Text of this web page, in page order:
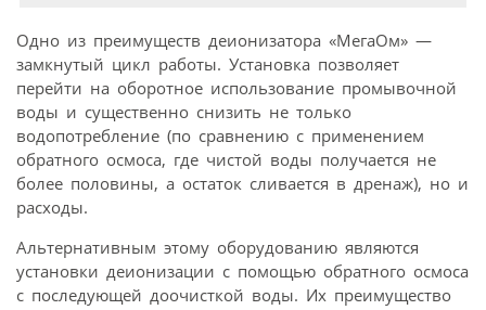
Одно из преимуществ деионизатора «МегаОм» —
замкнутый цикл работы. Установка позволяет
перейти на оборотное использование промывочной
воды и существенно снизить не только
водопотребление (по сравнению с применением
обратного осмоса, где чистой воды получается не
более половины, а остаток сливается в дренаж), но и
расходы.
Альтернативным этому оборудованию являются
установки деионизации с помощью обратного осмоса
с последующей доочисткой воды. Их преимущество